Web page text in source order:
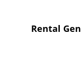
Rental